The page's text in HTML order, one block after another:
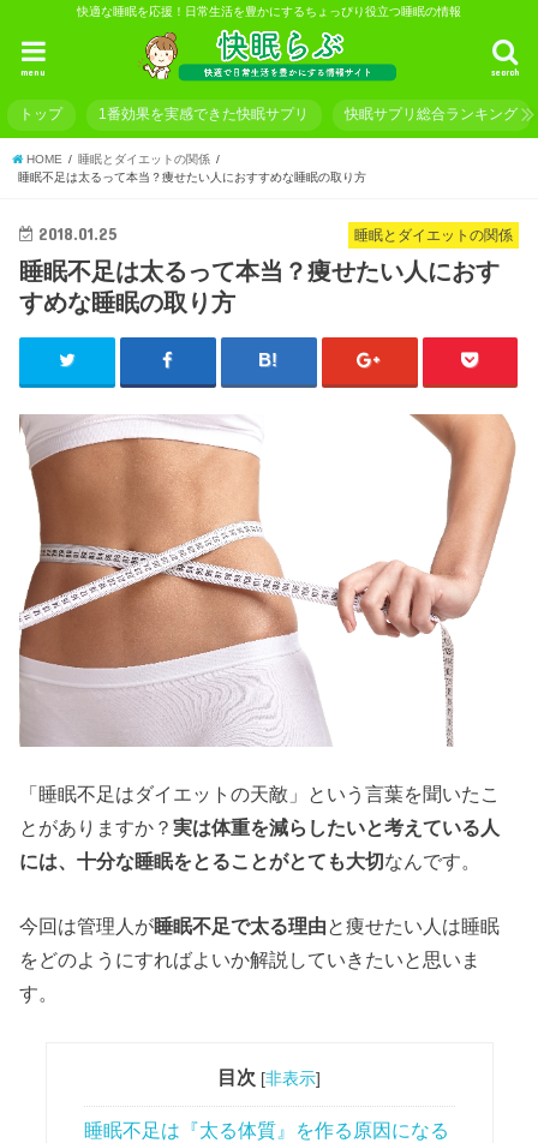
快適な睡眠を応援！日常生活を豊かにするちょっぴり役立つ睡眠の情報
search
menu
トップ 1番効果を実感できた快眠サプリ 快眠サプリ総合ランキング
HOME
睡眠とダイエットの関係
睡眠不足は太るって本当？痩せたい人におすすめな睡眠の取り方
睡眠とダイエットの関係
2018.01.25
睡眠不足は太るって本当？痩せたい人におす
すめな睡眠の取り方
「睡眠不足はダイエットの天敵」という言葉を聞いたこ
とがありますか？実は体重を減らしたいと考えている人
には、十分な睡眠をとることがとても大切なんです。
今回は管理人が睡眠不足で太る理由と痩せたい人は睡眠
をどのようにすればよいか解説していきたいと思いま
す。
目次 [非表示]
睡眠不足は『太る体質』を作る原因になる